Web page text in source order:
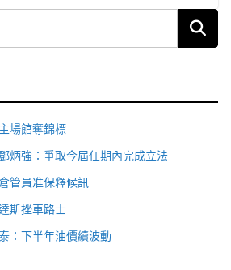
場館奪錦標
炳強：爭取今屆任期內完成立法
管員准保釋候訊
斯挫車路士
：下半年油價續波動